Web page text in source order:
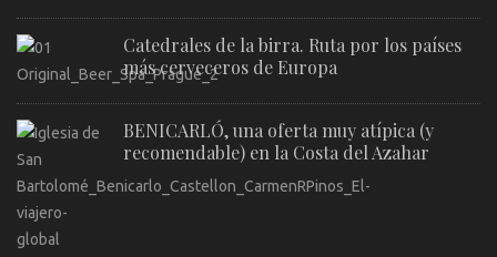
Catedrales de la birra. Ruta por los países
más cerveceros de Europa
BENICARLÓ, una oferta muy atípica (y
recomendable) en la Costa del Azahar